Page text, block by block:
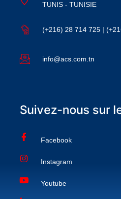
TUNIS - TUNISIE
(+216) 28 714 725 |
info@acs.com.tn
Suivez-nous sur
Facebook
Instagram
Youtube